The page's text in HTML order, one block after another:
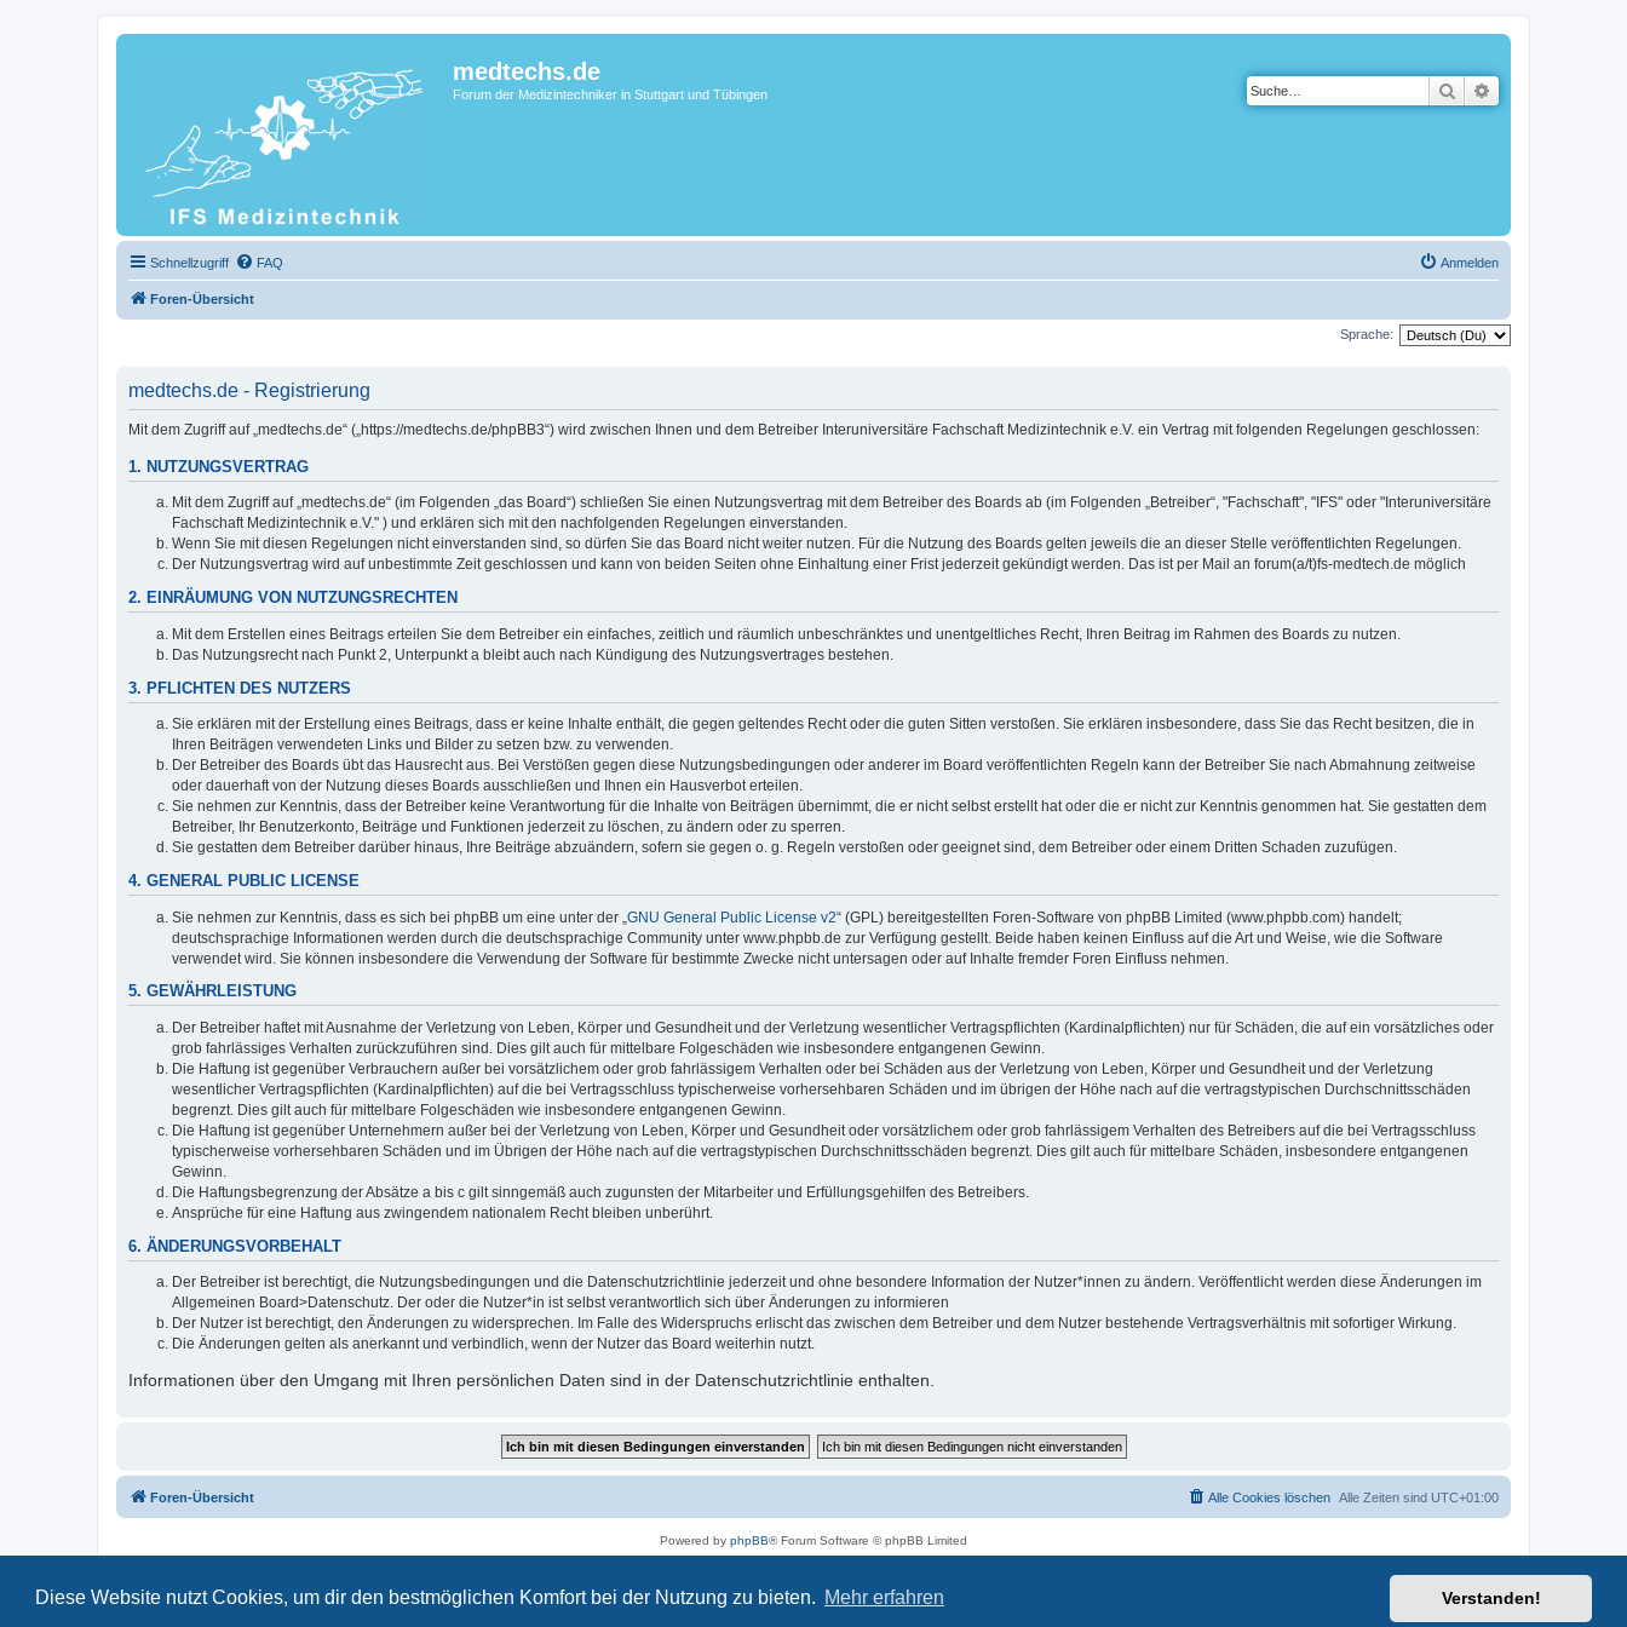
Diese Website nutzt Cookies, um dir den bestmöglichen Komfort bei der Nutzung zu bieten. Mehr erfahren Verstanden!
medtechs.de
Forum der Medizintechniker in Stuttgart und Tübingen Suche
Schnellzugriff FAQ Anmelden
Foren-Übersicht
Sprache:
medtechs.de - Registrierung
Mit dem Zugriff auf „medtechs.de“ („https://medtechs.de/phpBB3“) wird zwischen Ihnen und dem Betreiber Interuniversitäre Fachschaft Medizintechnik e.V. ein Vertrag mit folgenden Regelungen geschlossen:
1. NUTZUNGSVERTRAG
Mit dem Zugriff auf „medtechs.de“ (im Folgenden „das Board“) schließen Sie einen Nutzungsvertrag mit dem Betreiber des Boards ab (im Folgenden „Betreiber“, "Fachschaft", "IFS" oder "Interuniversitäre
Fachschaft Medizintechnik e.V." ) und erklären sich mit den nachfolgenden Regelungen einverstanden.
Wenn Sie mit diesen Regelungen nicht einverstanden sind, so dürfen Sie das Board nicht weiter nutzen. Für die Nutzung des Boards gelten jeweils die an dieser Stelle veröffentlichten Regelungen.
Der Nutzungsvertrag wird auf unbestimmte Zeit geschlossen und kann von beiden Seiten ohne Einhaltung einer Frist jederzeit gekündigt werden. Das ist per Mail an forum(a/t)fs-medtech.de möglich
2. EINRÄUMUNG VON NUTZUNGSRECHTEN
Mit dem Erstellen eines Beitrags erteilen Sie dem Betreiber ein einfaches, zeitlich und räumlich unbeschränktes und unentgeltliches Recht, Ihren Beitrag im Rahmen des Boards zu nutzen.
Das Nutzungsrecht nach Punkt 2, Unterpunkt a bleibt auch nach Kündigung des Nutzungsvertrages bestehen.
3. PFLICHTEN DES NUTZERS
Sie erklären mit der Erstellung eines Beitrags, dass er keine Inhalte enthält, die gegen geltendes Recht oder die guten Sitten verstoßen. Sie erklären insbesondere, dass Sie das Recht besitzen, die in
Ihren Beiträgen verwendeten Links und Bilder zu setzen bzw. zu verwenden.
Der Betreiber des Boards übt das Hausrecht aus. Bei Verstößen gegen diese Nutzungsbedingungen oder anderer im Board veröffentlichten Regeln kann der Betreiber Sie nach Abmahnung zeitweise
oder dauerhaft von der Nutzung dieses Boards ausschließen und Ihnen ein Hausverbot erteilen.
Sie nehmen zur Kenntnis, dass der Betreiber keine Verantwortung für die Inhalte von Beiträgen übernimmt, die er nicht selbst erstellt hat oder die er nicht zur Kenntnis genommen hat. Sie gestatten dem
Betreiber, Ihr Benutzerkonto, Beiträge und Funktionen jederzeit zu löschen, zu ändern oder zu sperren.
Sie gestatten dem Betreiber darüber hinaus, Ihre Beiträge abzuändern, sofern sie gegen o. g. Regeln verstoßen oder geeignet sind, dem Betreiber oder einem Dritten Schaden zuzufügen.
4. GENERAL PUBLIC LICENSE
Sie nehmen zur Kenntnis, dass es sich bei phpBB um eine unter der „ GNU General Public License v2“ (GPL) bereitgestellten Foren-Software von phpBB Limited (www.phpbb.com) handelt;
deutschsprachige Informationen werden durch die deutschsprachige Community unter www.phpbb.de zur Verfügung gestellt. Beide haben keinen Einfluss auf die Art und Weise, wie die Software
verwendet wird. Sie können insbesondere die Verwendung der Software für bestimmte Zwecke nicht untersagen oder auf Inhalte fremder Foren Einfluss nehmen.
5. GEWÄHRLEISTUNG
Der Betreiber haftet mit Ausnahme der Verletzung von Leben, Körper und Gesundheit und der Verletzung wesentlicher Vertragspflichten (Kardinalpflichten) nur für Schäden, die auf ein vorsätzliches oder
grob fahrlässiges Verhalten zurückzuführen sind. Dies gilt auch für mittelbare Folgeschäden wie insbesondere entgangenen Gewinn.
Die Haftung ist gegenüber Verbrauchern außer bei vorsätzlichem oder grob fahrlässigem Verhalten oder bei Schäden aus der Verletzung von Leben, Körper und Gesundheit und der Verletzung
wesentlicher Vertragspflichten (Kardinalpflichten) auf die bei Vertragsschluss typischerweise vorhersehbaren Schäden und im übrigen der Höhe nach auf die vertragstypischen Durchschnittsschäden
begrenzt. Dies gilt auch für mittelbare Folgeschäden wie insbesondere entgangenen Gewinn.
Die Haftung ist gegenüber Unternehmern außer bei der Verletzung von Leben, Körper und Gesundheit oder vorsätzlichem oder grob fahrlässigem Verhalten des Betreibers auf die bei Vertragsschluss
typischerweise vorhersehbaren Schäden und im Übrigen der Höhe nach auf die vertragstypischen Durchschnittsschäden begrenzt. Dies gilt auch für mittelbare Schäden, insbesondere entgangenen
Gewinn.
Die Haftungsbegrenzung der Absätze a bis c gilt sinngemäß auch zugunsten der Mitarbeiter und Erfüllungsgehilfen des Betreibers.
Ansprüche für eine Haftung aus zwingendem nationalem Recht bleiben unberührt.
6. ÄNDERUNGSVORBEHALT
Der Betreiber ist berechtigt, die Nutzungsbedingungen und die Datenschutzrichtlinie jederzeit und ohne besondere Information der Nutzer*innen zu ändern. Veröffentlicht werden diese Änderungen im
Allgemeinen Board>Datenschutz. Der oder die Nutzer*in ist selbst verantwortlich sich über Änderungen zu informieren
Der Nutzer ist berechtigt, den Änderungen zu widersprechen. Im Falle des Widerspruchs erlischt das zwischen dem Betreiber und dem Nutzer bestehende Vertragsverhältnis mit sofortiger Wirkung.
Die Änderungen gelten als anerkannt und verbindlich, wenn der Nutzer das Board weiterhin nutzt.
Informationen über den Umgang mit Ihren persönlichen Daten sind in der Datenschutzrichtlinie enthalten.
Foren-Übersicht Alle Zeiten sind UTC+01:00
Alle Cookies löschen
Powered by phpBB® Forum Software © phpBB Limited